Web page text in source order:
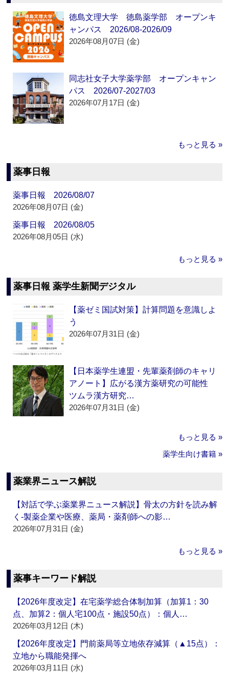
徳島文理大学 徳島薬学部 オープンキ
ャンパス 2026/08-2026/09
2026年08月07日 (金)
同志社女子大学薬学部 オープンキャン
パス 2026/07-2027/03
2026年07月17日 (金)
もっと見る »
薬事日報
薬事日報 2026/08/07
2026年08月07日 (金)
薬事日報 2026/08/05
2026年08月05日 (水)
もっと見る »
薬事日報 薬学生新聞デジタル
【薬ゼミ国試対策】計算問題を意識しよ
う
2026年07月31日 (金)
【日本薬学生連盟・先輩薬剤師のキャリ
アノート】広がる漢方薬研究の可能性
ツムラ漢方研究…
2026年07月31日 (金)
もっと見る »
薬学生向け書籍 »
薬業界ニュース解説
【対話で学ぶ薬業界ニュース解説】骨太の方針を読み解
く‐製薬企業や医療、薬局・薬剤師への影…
2026年07月31日 (金)
もっと見る »
薬事キーワード解説
【2026年度改定】在宅薬学総合体制加算（加算1：30
点、加算2：個人宅100点・施設50点）：個人…
2026年03月12日 (木)
【2026年度改定】門前薬局等立地依存減算（▲15点）：
立地から職能発揮へ
2026年03月11日 (水)